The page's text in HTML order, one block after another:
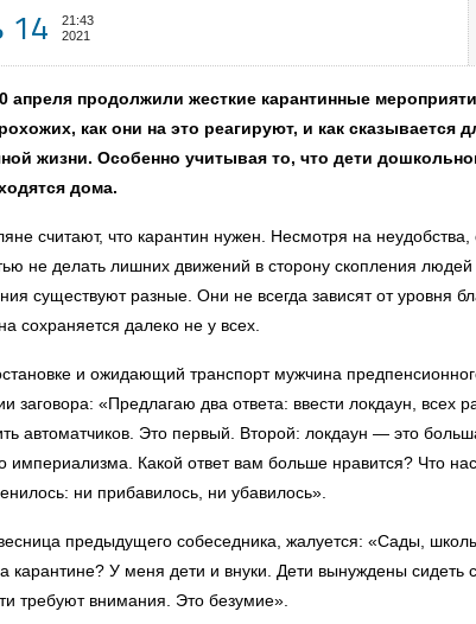
14
21:43
2021
апреля продолжили жесткие карантинные
как они на это реагируют, и как сказывается
жизни. Особенно учитывая то, что дети
дома.
считают, что карантин нужен. Несмотря на
не делать лишних движений в сторону скопления
существуют разные. Они не всегда зависят от уровня
сохраняется далеко не у всех.
и ожидающий транспорт мужчина
заговора: «Предлагаю два ответа: ввести локдаун, всех
автоматчиков. Это первый. Второй: локдаун — это
империализма. Какой ответ вам больше нравится? Что
ни прибавилось, ни убавилось».
предыдущего собеседника, жалуется: «Сады,
карантине? У меня дети и внуки. Дети вынуждены сидеть
требуют внимания. Это безумие».